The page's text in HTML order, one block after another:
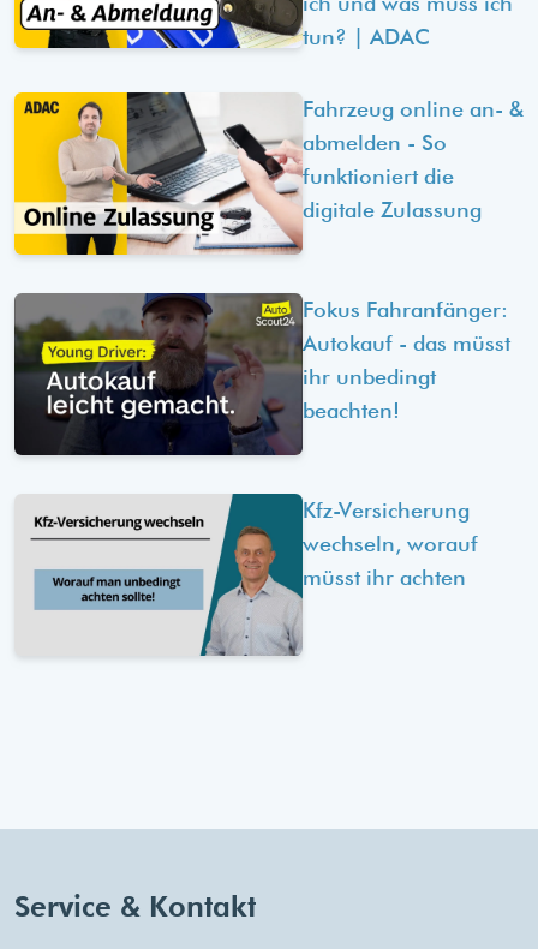
tun? | ADAC
Fahrzeug online an- &
abmelden - So
funktioniert die
digitale Zulassung
Fokus Fahranfänger:
Autokauf - das müsst
ihr unbedingt
beachten!
Kfz-Versicherung
wechseln, worauf
müsst ihr achten
Service & Kontakt